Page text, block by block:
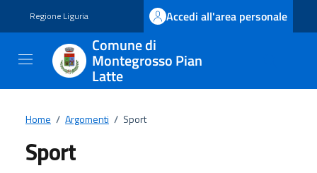
Regione Liguria Accedi all'area personale
Comune di
Montegrosso Pian
Latte
Home / Argomenti / Sport
Sport